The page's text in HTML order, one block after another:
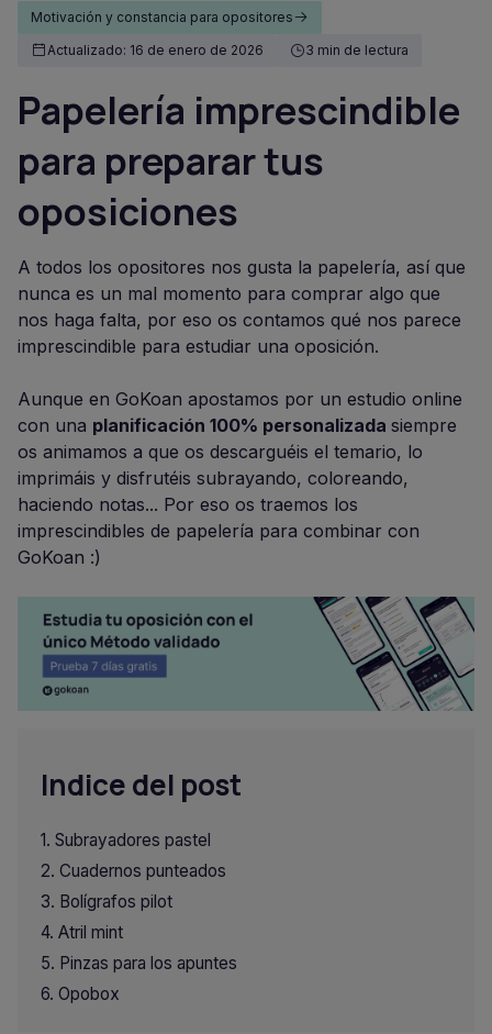
Motivación y constancia para opositores
Actualizado: 16 de enero de 2026
3 min de lectura
Papelería imprescindible
para preparar tus
oposiciones
A todos los opositores nos gusta la papelería, así que
nunca es un mal momento para comprar algo que
nos haga falta, por eso os contamos qué nos parece
imprescindible para estudiar una oposición.
Aunque en GoKoan apostamos por un estudio online
con una planificación 100% personalizada siempre
os animamos a que os descarguéis el temario, lo
imprimáis y disfrutéis subrayando, coloreando,
haciendo notas... Por eso os traemos los
imprescindibles de papelería para combinar con
GoKoan :)
Indice del post
Subrayadores pastel
Cuadernos punteados
Bolígrafos pilot
Atril mint
Pinzas para los apuntes
Opobox